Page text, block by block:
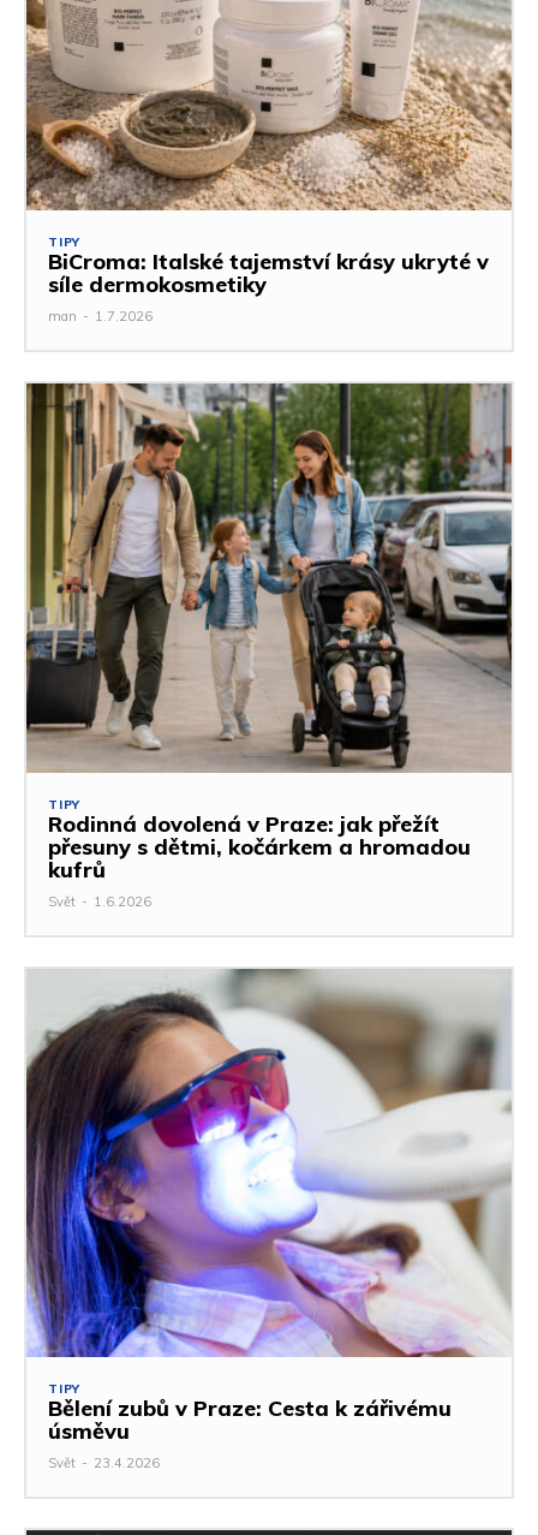
TIPY
BiCroma: Italské tajemství krásy ukryté v
síle dermokosmetiky
man - 1.7.2026
TIPY
Rodinná dovolená v Praze: jak přežít
přesuny s dětmi, kočárkem a hromadou
kufrů
Svět - 1.6.2026
TIPY
Bělení zubů v Praze: Cesta k zářivému
úsměvu
Svět - 23.4.2026